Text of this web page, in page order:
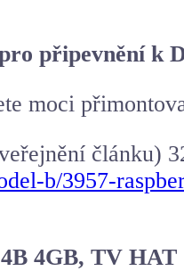
připevnění k
moci
článku)
b/3957-
4GB, TV